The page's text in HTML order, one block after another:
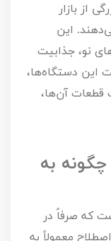
از بازار
این
نو، جذابیت
این دستگاه‌ها،
قطعات آن‌ها،
به
که صرفاً در
اصطلاح معمولاً به